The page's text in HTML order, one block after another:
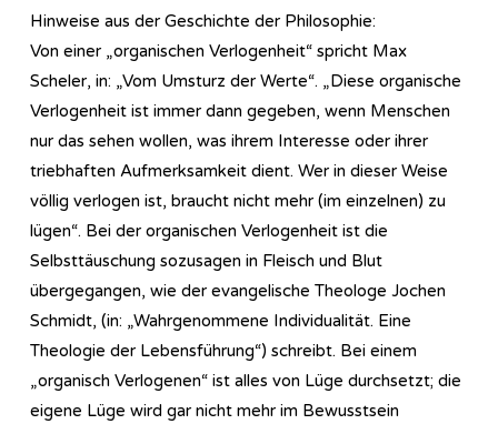
Hinweise aus der Geschichte der Philosophie:
Von einer „organischen Verlogenheit“ spricht Max
Scheler, in: „Vom Umsturz der Werte“. „Diese organische
Verlogenheit ist immer dann gegeben, wenn Menschen
nur das sehen wollen, was ihrem Interesse oder ihrer
triebhaften Aufmerksamkeit dient. Wer in dieser Weise
völlig verlogen ist, braucht nicht mehr (im einzelnen) zu
lügen“. Bei der organischen Verlogenheit ist die
Selbsttäuschung sozusagen in Fleisch und Blut
übergegangen, wie der evangelische Theologe Jochen
Schmidt, (in: „Wahrgenommene Individualität. Eine
Theologie der Lebensführung“) schreibt. Bei einem
„organisch Verlogenen“ ist alles von Lüge durchsetzt; die
eigene Lüge wird gar nicht mehr im Bewusstsein